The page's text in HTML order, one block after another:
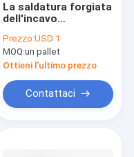
La saldatura forgiata
dell'incavo
flangia ANSI B16.5 di
Class150 rf
Prezzo:USD 1
MOQ:un pallet
Ottieni l'ultimo prezzo
Contattaci